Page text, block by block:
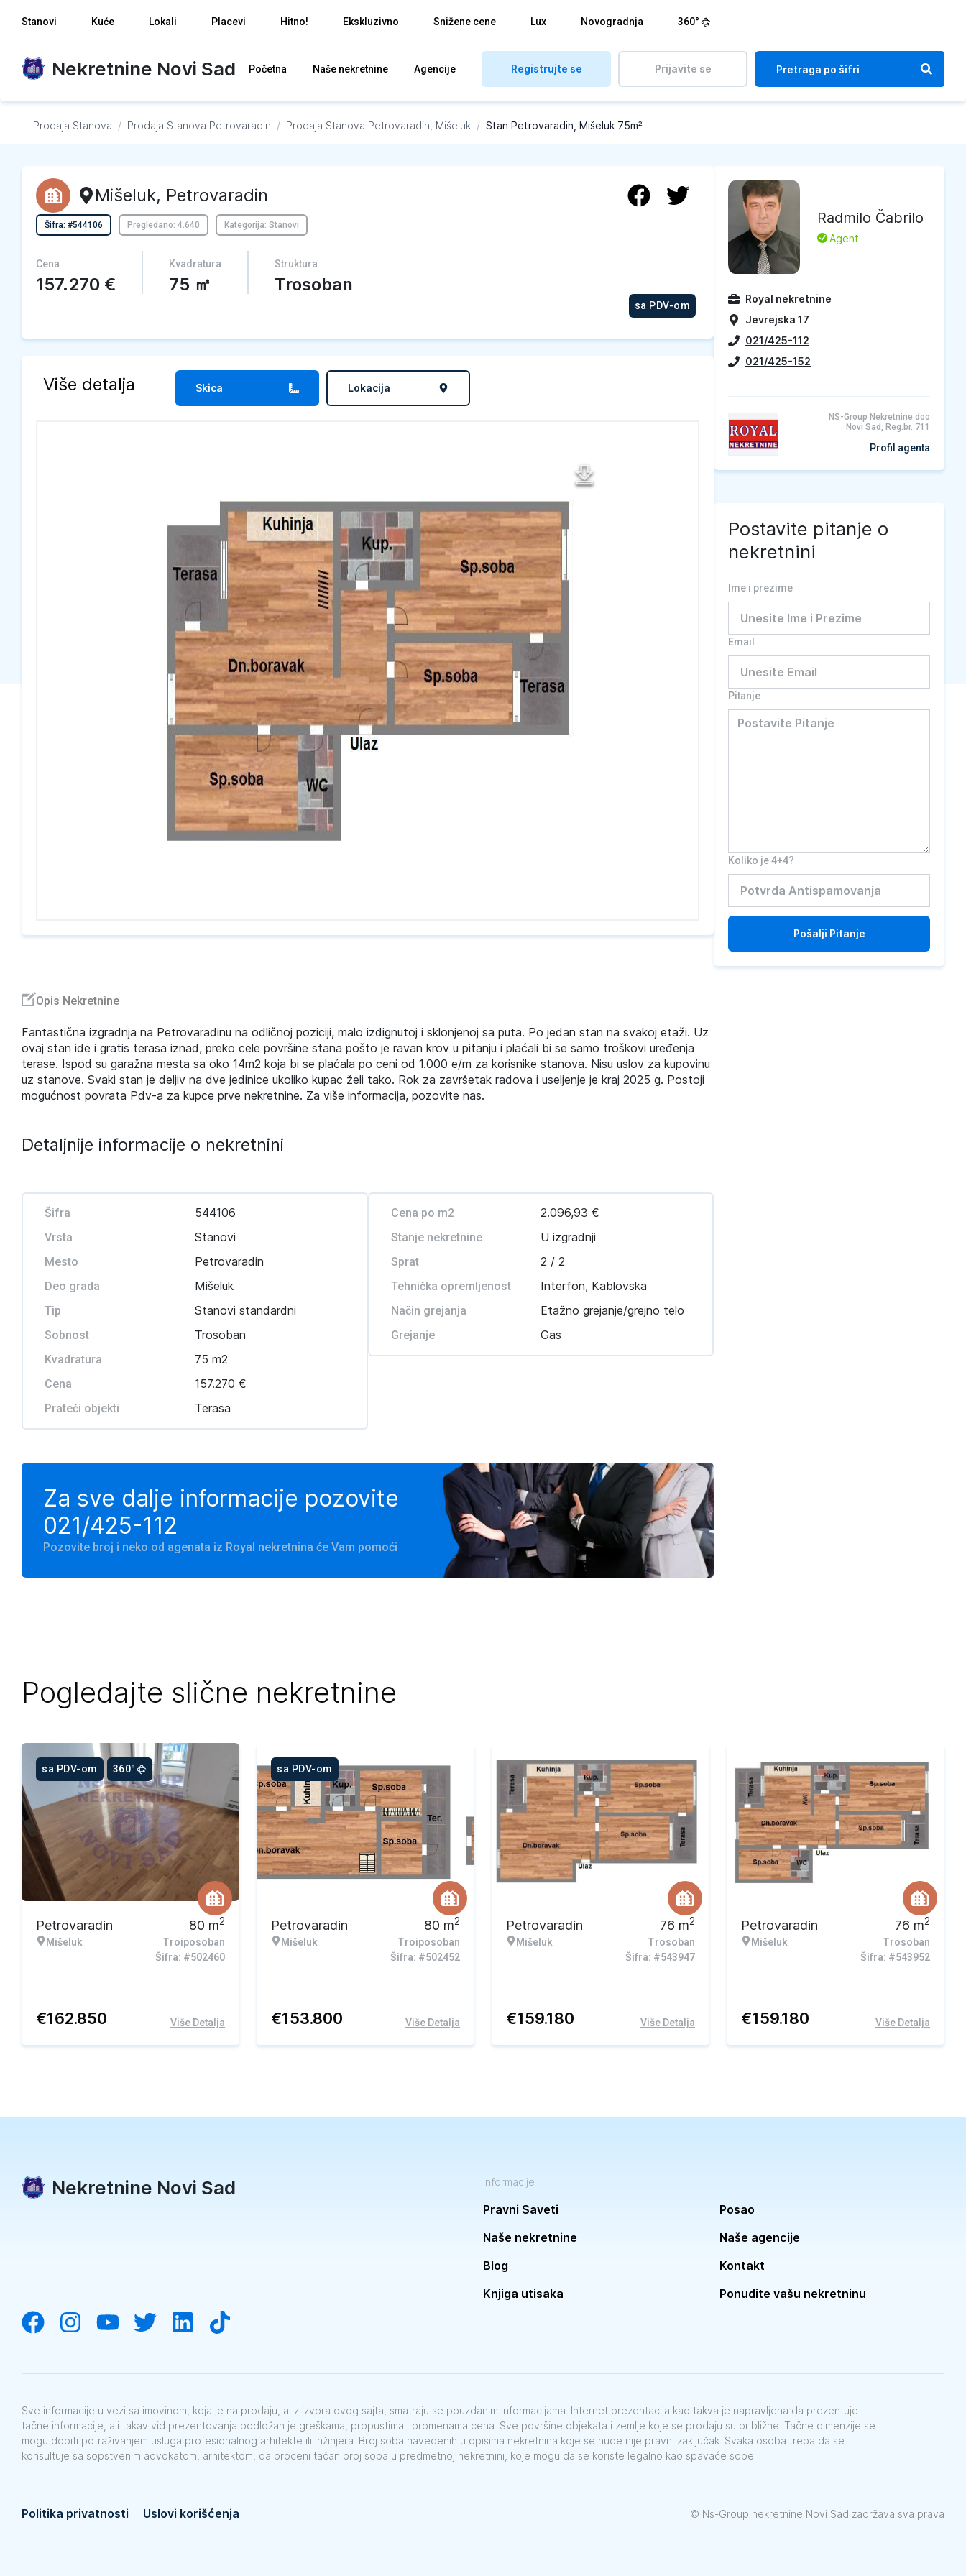
Stanovi Kuće Lokali Placevi Hitno! Ekskluzivno Snižene cene Lux Novogradnja 360°
Nekretnine Novi Sad Početna Naše nekretnine Agencije Registrujte se Prijavite se
Prodaja Stanova / Prodaja Stanova Petrovaradin / Prodaja Stanova Petrovaradin, Mišeluk / Stan Petrovaradin, Mišeluk 75m²
Mišeluk, Petrovaradin
Šifra: #544106 Pregledano: 4.640 Kategorija: Stanovi
Cena
157.270 €
Kvadratura
75 ㎡
Struktura
Trosoban
sa PDV-om
Više detalja Skica Lokacija
Opis Nekretnine
Fantastična izgradnja na Petrovaradinu na odličnoj poziciji, malo izdignutoj i sklonjenoj sa puta. Po jedan stan na svakoj etaži. Uz
ovaj stan ide i gratis terasa iznad, preko cele površine stana pošto je ravan krov u pitanju i plaćali bi se samo troškovi uređenja
terase. Ispod su garažna mesta sa oko 14m2 koja bi se plaćala po ceni od 1.000 e/m za korisnike stanova. Nisu uslov za kupovinu
uz stanove. Svaki stan je deljiv na dve jedinice ukoliko kupac želi tako. Rok za završetak radova i useljenje je kraj 2025 g. Postoji
mogućnost povrata Pdv-a za kupce prve nekretnine. Za više informacija, pozovite nas.
Detaljnije informacije o nekretnini
Šifra 544106
Vrsta Stanovi
Mesto Petrovaradin
Deo grada Mišeluk
Tip Stanovi standardni
Sobnost Trosoban
Kvadratura 75 m2
Cena 157.270 €
Prateći objekti Terasa
Cena po m2 2.096,93 €
Stanje nekretnine U izgradnji
Sprat 2 / 2
Tehnička opremljenost Interfon, Kablovska
Način grejanja Etažno grejanje/grejno telo
Grejanje Gas
Za sve dalje informacije pozovite
021/425-112
Pozovite broj i neko od agenata iz Royal nekretnina će Vam pomoći
Radmilo Čabrilo
L Agent
Royal nekretnine
Jevrejska 17
021/425-112
021/425-152
NS-Group Nekretnine doo
Novi Sad, Reg.br. 711
Profil agenta
Postavite pitanje o
nekretnini
Ime i prezime
Email
Pitanje
Koliko je 4+4?
Pošalji Pitanje
Pogledajte slične nekretnine
sa PDV-om 360°
Petrovaradin
Mišeluk
80 m2
Troiposoban
Šifra: #502460
€162.850 Više Detalja
sa PDV-om
Petrovaradin
Mišeluk
80 m2
Troiposoban
Šifra: #502452
€153.800 Više Detalja
Petrovaradin
Mišeluk
76 m2
Trosoban
Šifra: #543947
€159.180 Više Detalja
Petrovaradin
Mišeluk
76 m2
Trosoban
Šifra: #543952
€159.180 Više Detalja
Nekretnine Novi Sad Informacije
Pravni Saveti
Posao
Naše nekretnine
Naše agencije
Blog
Kontakt
Knjiga utisaka
Ponudite vašu nekretninu
Sve informacije u vezi sa imovinom, koja je na prodaju, a iz izvora ovog sajta, smatraju se pouzdanim informacijama. Internet prezentacija kao takva je napravljena da prezentuje
tačne informacije, ali takav vid prezentovanja podložan je greškama, propustima i promenama cena. Sve površine objekata i zemlje koje se prodaju su približne. Tačne dimenzije se
mogu dobiti potraživanjem usluga profesionalnog arhitekte ili inžinjera. Broj soba navedenih u opisima nekretnina koje se nude nije pravni zaključak. Svaka osoba treba da se
konsultuje sa sopstvenim advokatom, arhitektom, da proceni tačan broj soba u predmetnoj nekretnini, koje mogu da se koriste legalno kao spavaće sobe.
Politika privatnosti Uslovi korišćenja © Ns-Group nekretnine Novi Sad zadržava sva prava